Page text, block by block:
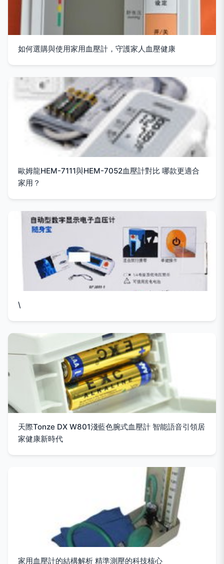
如何選購與使用家用血壓計，守護家人血壓健康
歐姆龍HEM-7111與HEM-7052血壓計對比 哪款更適合
家用？
\
天際Tonze DX W801淺藍色腕式血壓計 智能語音引領居
家健康新時代
家用血壓計的結構解析 精準測壓的科技核心